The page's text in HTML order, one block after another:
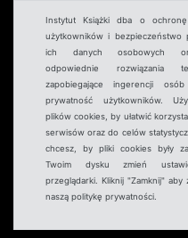
Instytut Książki dba o ochronę
użytkowników i bezpieczeństwo
ich danych osobowych
odpowiednie rozwiązania
zapobiegające ingerencji
prywatność użytkowników.
plików cookies, by ułatwić
serwisów oraz do celów
chcesz, by pliki cookies były
Twoim dysku zmień
przeglądarki. Kliknij "Zamknij" aby
naszą politykę prywatności.